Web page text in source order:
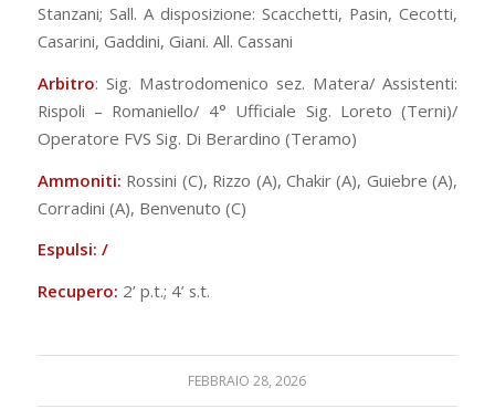
Stanzani; Sall. A disposizione: Scacchetti, Pasin, Cecotti,
Casarini, Gaddini, Giani. All. Cassani
Arbitro: Sig. Mastrodomenico sez. Matera/ Assistenti:
Rispoli – Romaniello/ 4° Ufficiale Sig. Loreto (Terni)/
Operatore FVS Sig. Di Berardino (Teramo)
Ammoniti: Rossini (C), Rizzo (A), Chakir (A), Guiebre (A),
Corradini (A), Benvenuto (C)
Espulsi: /
Recupero: 2’ p.t.; 4’ s.t.
FEBBRAIO 28, 2026